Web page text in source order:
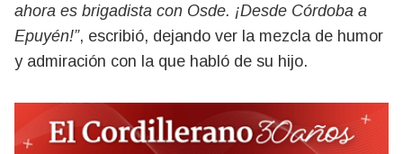
ahora es brigadista con Osde. ¡Desde Córdoba a
Epuyén!”, escribió, dejando ver la mezcla de humor
y admiración con la que habló de su hijo.